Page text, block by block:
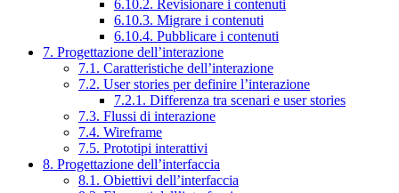
6.10.2. Revisionare i contenuti
6.10.3. Migrare i contenuti
6.10.4. Pubblicare i contenuti
7. Progettazione dell’interazione
7.1. Caratteristiche dell’interazione
7.2. User stories per definire l’interazione
7.2.1. Differenza tra scenari e user stories
7.3. Flussi di interazione
7.4. Wireframe
7.5. Prototipi interattivi
8. Progettazione dell’interfaccia
8.1. Obiettivi dell’interfaccia